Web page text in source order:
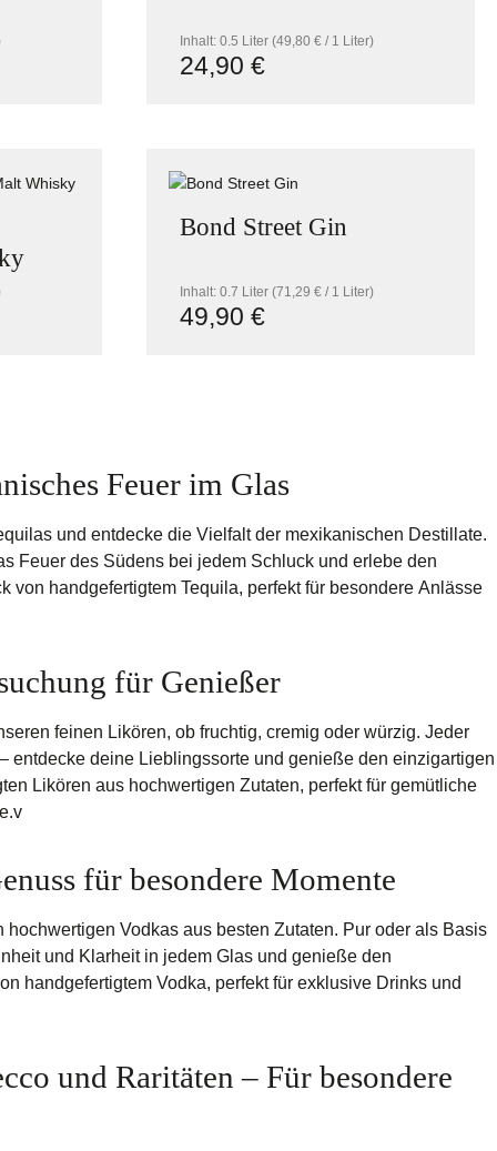
Inhalt:0.5 Liter(49,80 € / 1 Liter)
Regulärer Preis:
24,90 €
die Anzahl zu erhöhen oder zu
Bond Street Gin
Inhalt:0.7 Liter(71,29 € / 1 Liter)
Regulärer Preis:
49,90 €
Feuer im Glas
und entdecke die Vielfalt der mexikanischen Destillate.
Feuer des Südens bei jedem Schluck und erlebe den
von handgefertigtem Tequila, perfekt für besondere Anlässe
für Genießer
feinen Likören, ob fruchtig, cremig oder würzig. Jeder
entdecke deine Lieblingssorte und genieße den einzigartigen
Likören aus hochwertigen Zutaten, perfekt für gemütliche
für besondere Momente
Vodkas aus besten Zutaten. Pur oder als Basis
und Klarheit in jedem Glas und genieße den
handgefertigtem Vodka, perfekt für exklusive Drinks und
und Raritäten – Für besondere